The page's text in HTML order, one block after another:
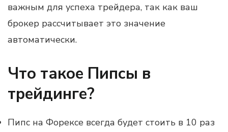
важным для успеха трейдера, так как ваш
брокер рассчитывает это значение
автоматически.
Что такое Пипсы в
трейдинге?
Пипс на Форексе всегда будет стоить в 10 раз